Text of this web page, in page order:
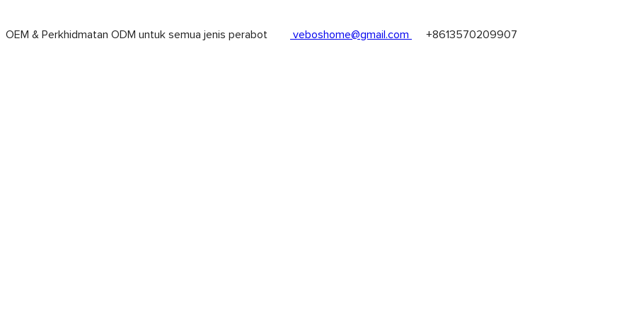
OEM & Perkhidmatan ODM untuk semua jenis perabot veboshome@gmail.com +8613570209907